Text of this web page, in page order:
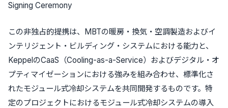
Signing Ceremony
この非独占的提携は、MBTの暖房・換気・空調製造およびイ
ンテリジェント・ビルディング・システムにおける能力と、
KeppelのCaaS（Cooling-as-a-Service）およびデジタル・オ
プティマイゼーションにおける強みを組み合わせ、標準化さ
れたモジュール式冷却システムを共同開発するものです。特
定のプロジェクトにおけるモジュール式冷却システムの導入